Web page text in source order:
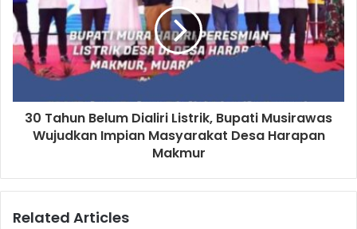
30 Tahun Belum Dialiri Listrik, Bupati Musirawas
Wujudkan Impian Masyarakat Desa Harapan
Makmur
Related Articles